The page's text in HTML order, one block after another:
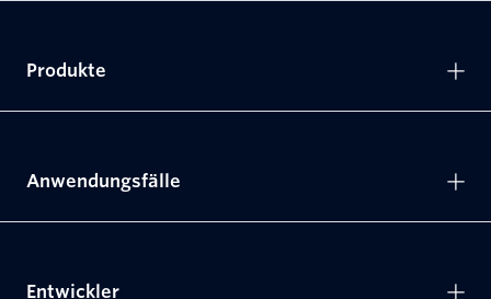
Produkte
Anwendungsfälle
Entwickler